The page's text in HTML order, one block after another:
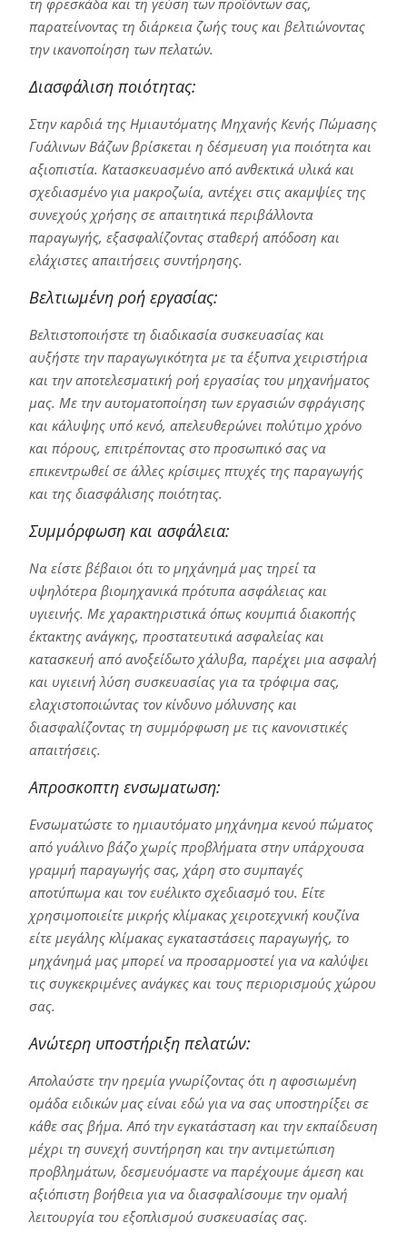
τη φρεσκάδα και τη γεύση των προϊόντων σας,
παρατείνοντας τη διάρκεια ζωής τους και βελτιώνοντας
την ικανοποίηση των πελατών.
Διασφάλιση ποιότητας:
Στην καρδιά της Ημιαυτόματης Μηχανής Κενής Πώμασης
Γυάλινων Βάζων βρίσκεται η δέσμευση για ποιότητα και
αξιοπιστία. Κατασκευασμένο από ανθεκτικά υλικά και
σχεδιασμένο για μακροζωία, αντέχει στις ακαμψίες της
συνεχούς χρήσης σε απαιτητικά περιβάλλοντα
παραγωγής, εξασφαλίζοντας σταθερή απόδοση και
ελάχιστες απαιτήσεις συντήρησης.
Βελτιωμένη ροή εργασίας:
Βελτιστοποιήστε τη διαδικασία συσκευασίας και
αυξήστε την παραγωγικότητα με τα έξυπνα χειριστήρια
και την αποτελεσματική ροή εργασίας του μηχανήματος
μας. Με την αυτοματοποίηση των εργασιών σφράγισης
και κάλυψης υπό κενό, απελευθερώνει πολύτιμο χρόνο
και πόρους, επιτρέποντας στο προσωπικό σας να
επικεντρωθεί σε άλλες κρίσιμες πτυχές της παραγωγής
και της διασφάλισης ποιότητας.
Συμμόρφωση και ασφάλεια:
Να είστε βέβαιοι ότι το μηχάνημά μας τηρεί τα
υψηλότερα βιομηχανικά πρότυπα ασφάλειας και
υγιεινής. Με χαρακτηριστικά όπως κουμπιά διακοπής
έκτακτης ανάγκης, προστατευτικά ασφαλείας και
κατασκευή από ανοξείδωτο χάλυβα, παρέχει μια ασφαλή
και υγιεινή λύση συσκευασίας για τα τρόφιμα σας,
ελαχιστοποιώντας τον κίνδυνο μόλυνσης και
διασφαλίζοντας τη συμμόρφωση με τις κανονιστικές
απαιτήσεις.
Απροσκοπτη ενσωματωση:
Ενσωματώστε το ημιαυτόματο μηχάνημα κενού πώματος
από γυάλινο βάζο χωρίς προβλήματα στην υπάρχουσα
γραμμή παραγωγής σας, χάρη στο συμπαγές
αποτύπωμα και τον ευέλικτο σχεδιασμό του. Είτε
χρησιμοποιείτε μικρής κλίμακας χειροτεχνική κουζίνα
είτε μεγάλης κλίμακας εγκαταστάσεις παραγωγής, το
μηχάνημά μας μπορεί να προσαρμοστεί για να καλύψει
τις συγκεκριμένες ανάγκες και τους περιορισμούς χώρου
σας.
Ανώτερη υποστήριξη πελατών:
Απολαύστε την ηρεμία γνωρίζοντας ότι η αφοσιωμένη
ομάδα ειδικών μας είναι εδώ για να σας υποστηρίξει σε
κάθε σας βήμα. Από την εγκατάσταση και την εκπαίδευση
μέχρι τη συνεχή συντήρηση και την αντιμετώπιση
προβλημάτων, δεσμευόμαστε να παρέχουμε άμεση και
αξιόπιστη βοήθεια για να διασφαλίσουμε την ομαλή
λειτουργία του εξοπλισμού συσκευασίας σας.